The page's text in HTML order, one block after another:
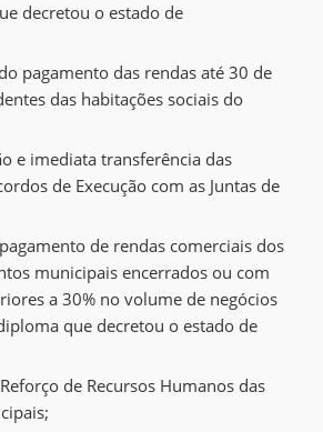
decretou o estado de
do pagamento das rendas até 30 de
das habitações sociais do
e imediata transferência das
de Execução com as Juntas de
de rendas comerciais dos
municipais encerrados ou com
a 30% no volume de negócios
que decretou o estado de
de Recursos Humanos das
;